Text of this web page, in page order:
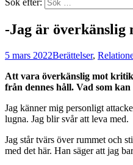
-Jag är
5 mars 2022Berättelser,
Att vara överkänslig mot
från dennes håll. Vad som
Jag känner mig personligt
lugna. Jag blir svår att leva med.
Jag står tvärs över rummet och
med det här. Han säger att jag